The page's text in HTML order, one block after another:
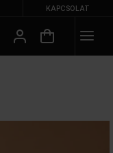
KAPCSOLAT